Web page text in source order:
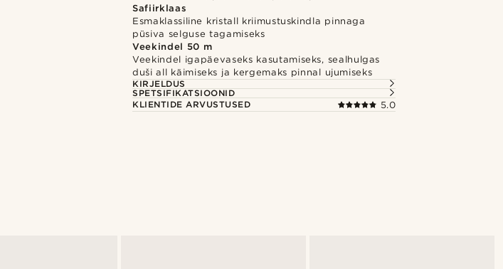
Safiirklaas
Esmaklassiline kristall kriimustuskindla pinnaga
püsiva selguse tagamiseks
Veekindel 50 m
Veekindel igapäevaseks kasutamiseks, sealhulgas
duši all käimiseks ja kergemaks pinnal ujumiseks
KIRJELDUS
SPETSIFIKATSIOONID
KLIENTIDE ARVUSTUSED
5.0